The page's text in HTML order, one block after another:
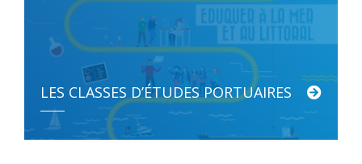
LES CLASSES D’ÉTUDES PORTUAIRES